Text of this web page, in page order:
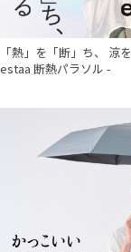
「熱」を「断」ち、 涼
estaa 断熱パラソル -